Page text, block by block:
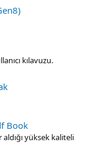
kılavuzu.
Book
yüksek kaliteli